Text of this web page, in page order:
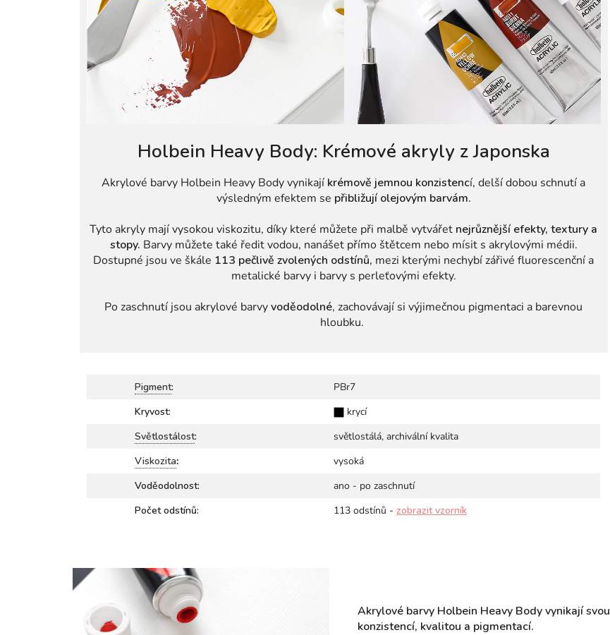
Holbein Heavy Body: Krémové akryly z Japonska
Akrylové barvy Holbein Heavy Body vynikají krémově jemnou konzistencí, delší dobou schnutí a
výsledným efektem se přibližují olejovým barvám.
Tyto akryly mají vysokou viskozitu, díky které můžete při malbě vytvářet nejrůznější efekty, textury a
stopy. Barvy můžete také ředit vodou, nanášet přímo štětcem nebo mísit s akrylovými médii.
Dostupné jsou ve škále 113 pečlivě zvolených odstínů, mezi kterými nechybí zářivé fluorescenční a
metalické barvy i barvy s perleťovými efekty.
Po zaschnutí jsou akrylové barvyvoděodolné, zachovávají si výjimečnou pigmentaci a barevnou
hloubku.
Pigment:
PBr7
Kryvost:
krycí
Světlostálost:
světlostálá, archivální kvalita
Viskozita:
vysoká
Voděodolnost:
ano - po zaschnutí
Počet odstínů:
113 odstínů - zobrazit vzorník
Akrylové barvy Holbein Heavy Body vynikají svou
konzistencí, kvalitou a pigmentací.